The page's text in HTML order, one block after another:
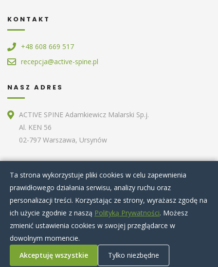
KONTAKT
+48 608 669 517
recepcja@active-spine.pl
NASZ ADRES
ACTIVE SPINE Adamkiewicz Malarski Sp.j.
Al. KEN 56
02-797 Warszawa, Ursynów
O nas
Terapie specjalistyczne
Zabiegi kosmetyczne
Artykuły
Nasz zespół
Cennik
Kontakt
© 2020 Active Spine| Regulaminy|Polityka prywatności
Ta strona wykorzystuje pliki cookies w celu zapewnienia
prawidłowego działania serwisu, analizy ruchu oraz
personalizacji treści. Korzystając ze strony, wyrażasz zgodę na
ich użycie zgodnie z naszą Polityką Prywatności. Możesz
zmienić ustawienia cookies w swojej przeglądarce w
dowolnym momencie.
Akceptuję wszystkie
Tylko niezbędne